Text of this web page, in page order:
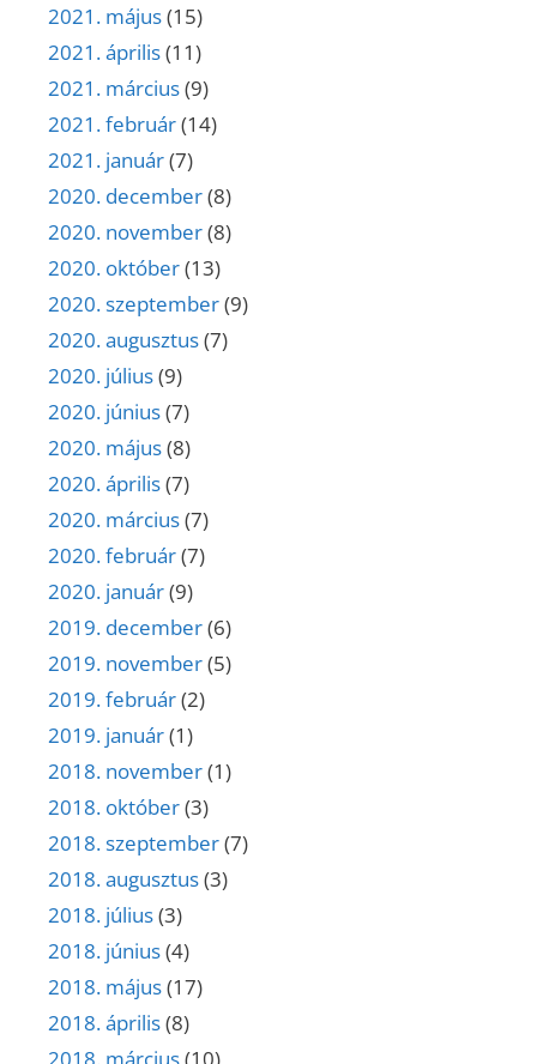
2021. május(15)
2021. április(11)
2021. március(9)
2021. február(14)
2021. január(7)
2020. december(8)
2020. november(8)
2020. október(13)
2020. szeptember(9)
2020. augusztus(7)
2020. július(9)
2020. június(7)
2020. május(8)
2020. április(7)
2020. március(7)
2020. február(7)
2020. január(9)
2019. december(6)
2019. november(5)
2019. február(2)
2019. január(1)
2018. november(1)
2018. október(3)
2018. szeptember(7)
2018. augusztus(3)
2018. július(3)
2018. június(4)
2018. május(17)
2018. április(8)
2018. március(10)